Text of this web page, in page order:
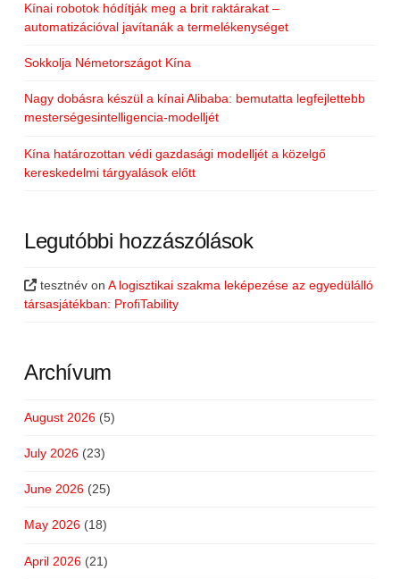
Kínai robotok hódítják meg a brit raktárakat –
automatizációval javítanák a termelékenységet
Sokkolja Németországot Kína
Nagy dobásra készül a kínai Alibaba: bemutatta legfejlettebb
mesterségesintelligencia-modelljét
Kína határozottan védi gazdasági modelljét a közelgő
kereskedelmi tárgyalások előtt
Legutóbbi hozzászólások
tesztnév onA logisztikai szakma leképezése az egyedülálló
társasjátékban: ProfiTability
Archívum
August 2026(5)
July 2026(23)
June 2026(25)
May 2026(18)
April 2026(21)